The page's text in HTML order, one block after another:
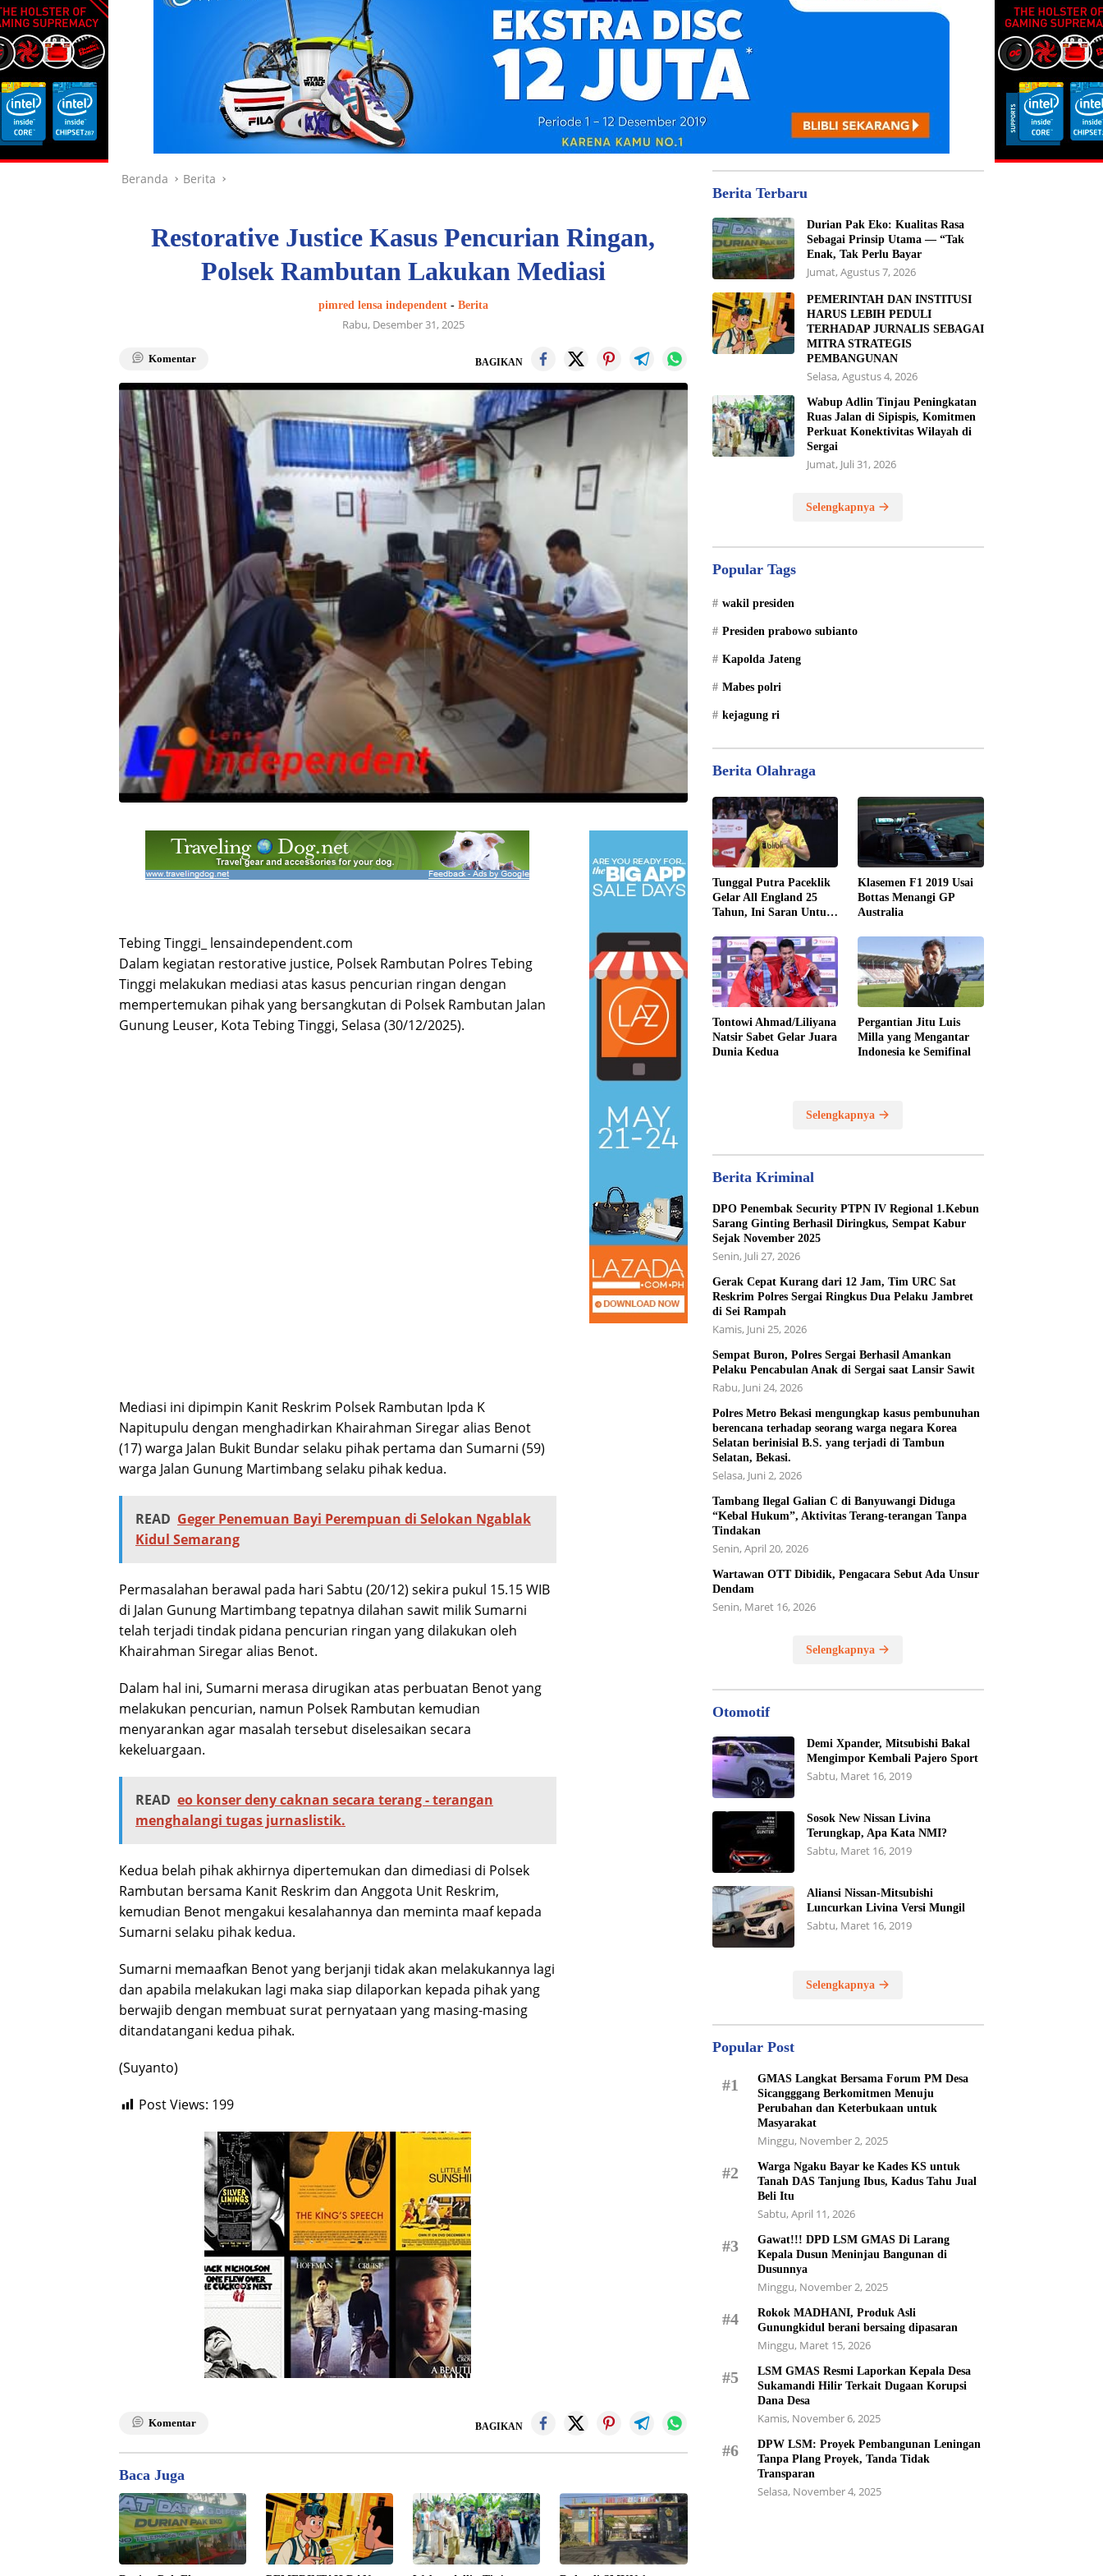
Beranda Berita
Restorative Justice Kasus Pencurian Ringan,
Polsek Rambutan Lakukan Mediasi
pimred lensa independent- Berita
Rabu, Desember 31, 2025
Komentar BAGIKAN
Tebing Tinggi_ lensaindependent.com
Dalam kegiatan restorative justice, Polsek Rambutan Polres Tebing
Tinggi melakukan mediasi atas kasus pencurian ringan dengan
mempertemukan pihak yang bersangkutan di Polsek Rambutan Jalan
Gunung Leuser, Kota Tebing Tinggi, Selasa (30/12/2025).
Mediasi ini dipimpin Kanit Reskrim Polsek Rambutan Ipda K
Napitupulu dengan menghadirkan Khairahman Siregar alias Benot
(17) warga Jalan Bukit Bundar selaku pihak pertama dan Sumarni (59)
warga Jalan Gunung Martimbang selaku pihak kedua.
READ Geger Penemuan Bayi Perempuan di Selokan Ngablak
Kidul Semarang
Permasalahan berawal pada hari Sabtu (20/12) sekira pukul 15.15 WIB
di Jalan Gunung Martimbang tepatnya dilahan sawit milik Sumarni
telah terjadi tindak pidana pencurian ringan yang dilakukan oleh
Khairahman Siregar alias Benot.
Dalam hal ini, Sumarni merasa dirugikan atas perbuatan Benot yang
melakukan pencurian, namun Polsek Rambutan kemudian
menyarankan agar masalah tersebut diselesaikan secara
kekeluargaan.
READ eo konser deny caknan secara terang - terangan
menghalangi tugas jurnaslistik.
Kedua belah pihak akhirnya dipertemukan dan dimediasi di Polsek
Rambutan bersama Kanit Reskrim dan Anggota Unit Reskrim,
kemudian Benot mengakui kesalahannya dan meminta maaf kepada
Sumarni selaku pihak kedua.
Sumarni memaafkan Benot yang berjanji tidak akan melakukannya lagi
dan apabila melakukan lagi maka siap dilaporkan kepada pihak yang
berwajib dengan membuat surat pernyataan yang masing-masing
ditandatangani kedua pihak.
(Suyanto)
Post Views: 199
Komentar BAGIKAN
Baca Juga
Berita Terbaru
Durian Pak Eko: Kualitas Rasa
Sebagai Prinsip Utama — “Tak
Enak, Tak Perlu Bayar
Jumat, Agustus 7, 2026
PEMERINTAH DAN INSTITUSI
HARUS LEBIH PEDULI
TERHADAP JURNALIS SEBAGAI
MITRA STRATEGIS
PEMBANGUNAN
Selasa, Agustus 4, 2026
Wabup Adlin Tinjau Peningkatan
Ruas Jalan di Sipispis, Komitmen
Perkuat Konektivitas Wilayah di
Sergai
Jumat, Juli 31, 2026
Selengkapnya
Popular Tags
wakil presiden
Presiden prabowo subianto
Kapolda Jateng
Mabes polri
kejagung ri
Berita Olahraga
Tunggal Putra Paceklik
Gelar All England 25
Tahun, Ini Saran Untuk
Klasemen F1 2019 Usai
Bottas Menangi GP
Australia
Tontowi Ahmad/Liliyana
Natsir Sabet Gelar Juara
Dunia Kedua
Pergantian Jitu Luis
Milla yang Mengantar
Indonesia ke Semifinal
Selengkapnya
Berita Kriminal
DPO Penembak Security PTPN IV Regional 1.Kebun
Sarang Ginting Berhasil Diringkus, Sempat Kabur
Sejak November 2025
Senin, Juli 27, 2026
Gerak Cepat Kurang dari 12 Jam, Tim URC Sat
Reskrim Polres Sergai Ringkus Dua Pelaku Jambret
di Sei Rampah
Kamis, Juni 25, 2026
Sempat Buron, Polres Sergai Berhasil Amankan
Pelaku Pencabulan Anak di Sergai saat Lansir Sawit
Rabu, Juni 24, 2026
Polres Metro Bekasi mengungkap kasus pembunuhan
berencana terhadap seorang warga negara Korea
Selatan berinisial B.S. yang terjadi di Tambun
Selatan, Bekasi.
Selasa, Juni 2, 2026
Tambang Ilegal Galian C di Banyuwangi Diduga
“Kebal Hukum”, Aktivitas Terang-terangan Tanpa
Tindakan
Senin, April 20, 2026
Wartawan OTT Dibidik, Pengacara Sebut Ada Unsur
Dendam
Senin, Maret 16, 2026
Selengkapnya
Otomotif
Demi Xpander, Mitsubishi Bakal
Mengimpor Kembali Pajero Sport
Sabtu, Maret 16, 2019
Sosok New Nissan Livina
Terungkap, Apa Kata NMI?
Sabtu, Maret 16, 2019
Aliansi Nissan-Mitsubishi
Luncurkan Livina Versi Mungil
Sabtu, Maret 16, 2019
Selengkapnya
Popular Post
#1
GMAS Langkat Bersama Forum PM Desa
Sicangggang Berkomitmen Menuju
Perubahan dan Keterbukaan untuk
Masyarakat
Minggu, November 2, 2025
#2
Warga Ngaku Bayar ke Kades KS untuk
Tanah DAS Tanjung Ibus, Kadus Tahu Jual
Beli Itu
Sabtu, April 11, 2026
#3
Gawat!!! DPD LSM GMAS Di Larang
Kepala Dusun Meninjau Bangunan di
Dusunnya
Minggu, November 2, 2025
#4
Rokok MADHANI, Produk Asli
Gunungkidul berani bersaing dipasaran
Minggu, Maret 15, 2026
#5
LSM GMAS Resmi Laporkan Kepala Desa
Sukamandi Hilir Terkait Dugaan Korupsi
Dana Desa
Kamis, November 6, 2025
#6
DPW LSM: Proyek Pembangunan Leningan
Tanpa Plang Proyek, Tanda Tidak
Transparan
Selasa, November 4, 2025